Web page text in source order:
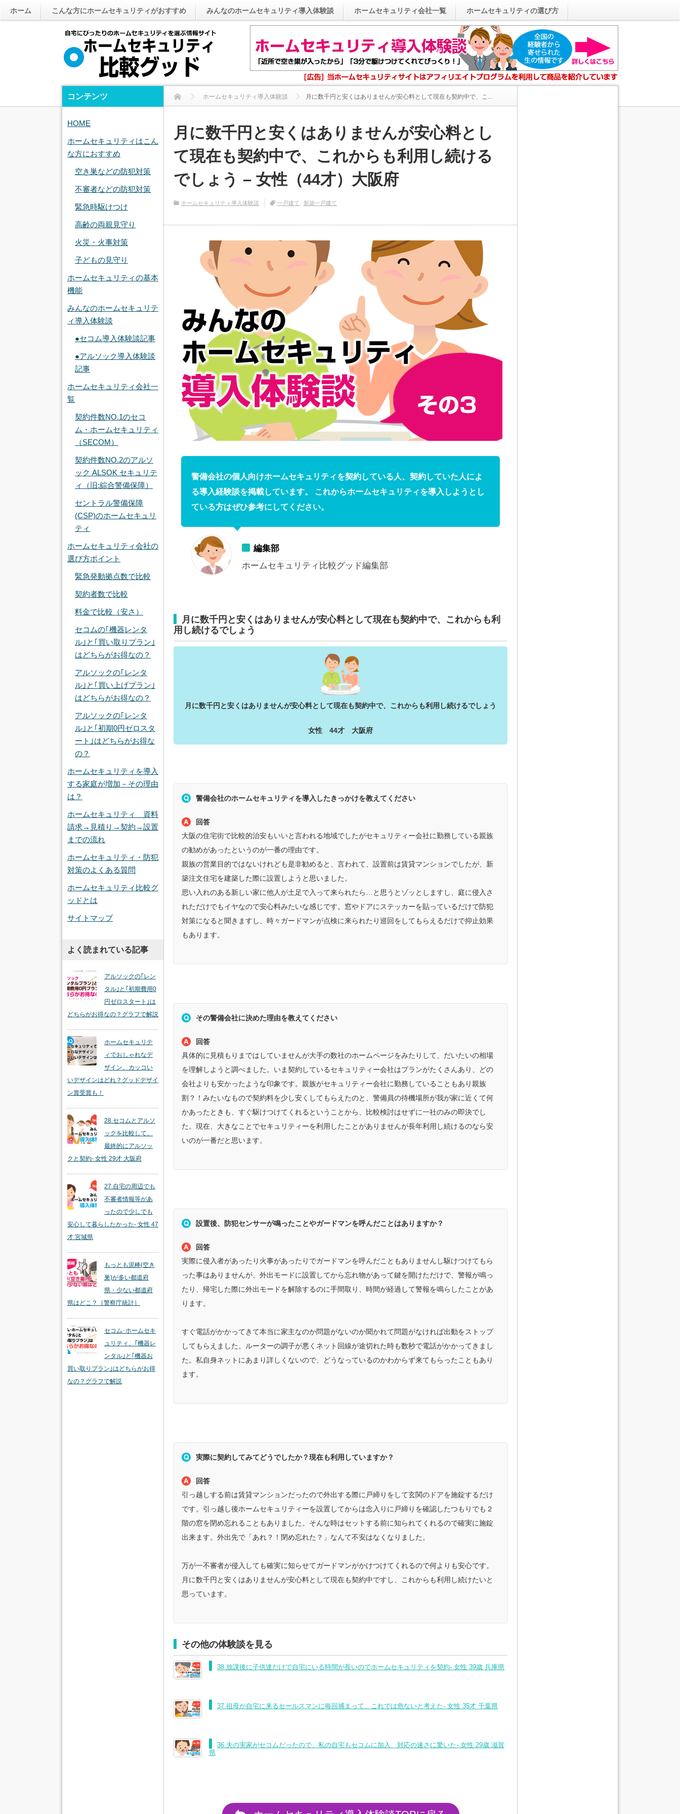
ホーム こんな方にホームセキュリティがおすすめ みんなのホームセキュリティ導入体験談 ホームセキュリティ会社一覧 ホームセキュリティの選び方
ホームセキュリティ導入体験談 月に数千円と安くはありませんが安心料として現在も契約中で、こ...
月に数千円と安くはありませんが安心料とし
て現在も契約中で、これからも利用し続ける
でしょう – 女性（44才）大阪府
ホームセキュリティ導入体験談 一戸建て 新築一戸建て
警備会社の個人向けホームセキュリティを契約している人、契約していた人によ
る導入経験談を掲載しています。 これからホームセキュリティを導入しようとし
ている方はぜひ参考にしてください。
編集部
ホームセキュリティ比較グッド編集部
月に数千円と安くはありませんが安心料として現在も契約中で、これからも利
用し続けるでしょう
月に数千円と安くはありませんが安心料として現在も契約中で、これからも利用し続けるでしょう
女性 44才 大阪府
警備会社のホームセキュリティを導入したきっかけを教えてください
回答
大阪の住宅街で比較的治安もいいと言われる地域でしたがセキュリティー会社に勤務している親族
の勧めがあったというのが一番の理由です。
親族の営業目的ではないけれども是非勧めると、言われて、設置前は賃貸マンションでしたが、新
築注文住宅を建築した際に設置しようと思いました。
思い入れのある新しい家に他人が土足で入って来られたら…と思うとゾッとしますし、庭に侵入さ
れただけでもイヤなので安心料みたいな感じです。窓やドアにステッカーを貼っているだけで防犯
対策になると聞きますし、時々ガードマンが点検に来られたり巡回をしてもらえるだけで抑止効果
もあります。
その警備会社に決めた理由を教えてください
回答
具体的に見積もりまではしていませんが大手の数社のホームページをみたりして、だいたいの相場
を理解しようと調べました。いま契約しているセキュリティー会社はプランがたくさんあり、どの
会社よりも安かったような印象です。親族がセキュリティー会社に勤務していることもあり親族
割？！みたいなもので契約料を少し安くしてもらえたのと、警備員の待機場所が我が家に近くて何
かあったときも、すぐ駆けつけてくれるということから、比較検討はせずに一社のみの即決でし
た。現在、大きなことでセキュリティーを利用したことがありませんが長年利用し続けるのなら安
いのが一番だと思います。
設置後、防犯センサーが鳴ったことやガードマンを呼んだことはありますか？
回答
実際に侵入者があったり火事があったりでガードマンを呼んだこともありませんし駆けつけてもら
った事はありませんが、外出モードに設置してから忘れ物があって鍵を開けただけで、警報が鳴っ
たり、帰宅した際に外出モードを解除するのに手間取り、時間が経過して警報を鳴らしたことがあ
ります。
すぐ電話がかかってきて本当に家主なのか問題がないのか聞かれて問題がなければ出動をストップ
してもらえました。ルーターの調子が悪くネット回線が途切れた時も数秒で電話がかかってきまし
た。私自身ネットにあまり詳しくないので、どうなっているのかわからず来てもらったこともあり
ます。
実際に契約してみてどうでしたか？現在も利用していますか？
回答
引っ越しする前は賃貸マンションだったので外出する際に戸締りをして玄関のドアを施錠するだけ
です。引っ越し後ホームセキュリティーを設置してからは念入りに戸締りを確認したつもりでも２
階の窓を閉め忘れることもありました。そんな時はセットする前に知られてくれるので確実に施錠
出来ます。外出先で「あれ？！閉め忘れた？」なんて不安はなくなりました。
万が一不審者が侵入しても確実に知らせてガードマンがかけつけてくれるので何よりも安心です。
月に数千円と安くはありませんが安心料として現在も契約中ですし、これからも利用し続けたいと
思っています。
その他の体験談を見る
38.放課後に子供達だけで自宅にいる時間が長いのでホームセキュリティを契約- 女性 39歳 兵庫県
37.祖母が自宅に来るセールスマンに毎回捕まって、これでは危ないと考えた- 女性 35才 千葉県
36.夫の実家がセコムだったので、私の自宅もセコムに加入 対応の速さに驚いた- 女性 29歳 滋賀
県
コンテンツ
HOME
ホームセキュリティはこん
な方におすすめ
空き巣などの防犯対策
不審者などの防犯対策
緊急時駆けつけ
高齢の両親見守り
火災・火事対策
子どもの見守り
ホームセキュリティの基本
機能
みんなのホームセキュリテ
ィ導入体験談
●セコム導入体験談記事
●アルソック導入体験談
記事
ホームセキュリティ会社一
覧
契約件数NO.1のセコ
ム・ホームセキュリティ
（SECOM）
契約件数NO.2のアルソ
ック ALSOK セキュリテ
ィ（旧:綜合警備保障）
セントラル警備保障
(CSP)のホームセキュリ
ティ
ホームセキュリティ会社の
選び方ポイント
緊急発動拠点数で比較
契約者数で比較
料金で比較（安さ）
セコムの｢機器レンタ
ル｣と｢買い取りプラン｣
はどちらがお得なの？
アルソックの｢レンタ
ル｣と｢買い上げプラン｣
はどちらがお得なの？
アルソックの｢レンタ
ル｣と｢初期0円ゼロスタ
ート｣はどちらがお得な
の？
ホームセキュリティを導入
する家庭が増加－その理由
は？
ホームセキュリティ 資料
請求→見積り→契約→設置
までの流れ
ホームセキュリティ・防犯
対策のよくある質問
ホームセキュリティ比較グ
ッドとは
サイトマップ
よく読まれている記事
アルソックの｢レン
タル｣と｢初期費用0
円ゼロスタート｣は
どちらがお得なの？グラフで解説
ホームセキュリテ
ィでおしゃれなデ
ザイン、カッコい
いデザインはどれ？グッドデザイ
ン賞受賞も！
28.セコムとアルソ
ックを比較して、
最終的にアルソッ
クと契約- 女性 29才 大阪府
27.自宅の周辺でも
不審者情報等があ
ったので少しでも
安心して暮らしたかった- 女性 47
才 宮城県
もっとも泥棒(空き
巣)が多い都道府
県・少ない都道府
県はどこ？［警察庁統計］
セコム･ホームセキ
ュリティ、｢機器レ
ンタル｣と｢機器お
買い取りプラン｣はどちらがお得
なの？グラフで解説